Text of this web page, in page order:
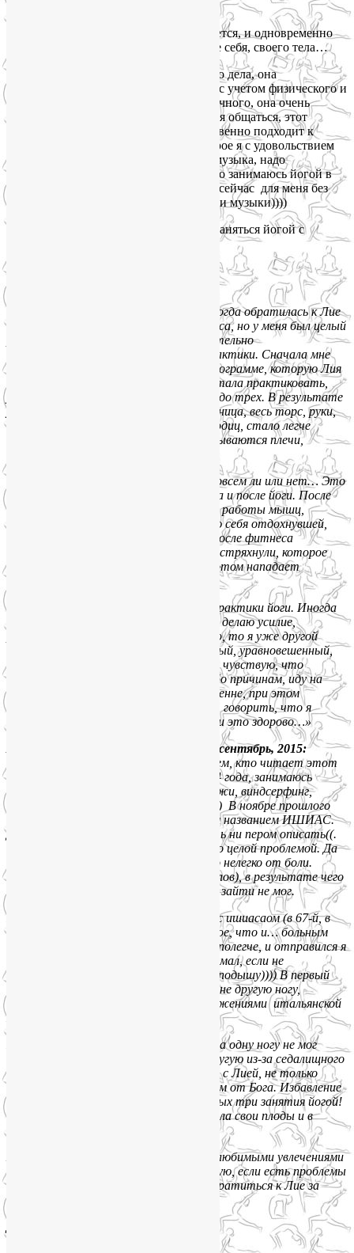
С каждым разом самочувствие улучшается, и одновременно
приходит уверенность в себе, принятие себя, своего тела…
Лия — настоящий профессионал своего дела, она
внимательно составляет план занятий, с учетом физического и
психического состояния своего подопечного, она очень
уравновешенный человек, с ней хочется общаться, этот
человек — Солнце! Лия очень ответственно подходит к
составлению домашнего задания, которое я с удовольствием
каждый день выполняю. Ведь это как музыка, надо
заниматься каждый день! Теперь я часто занимаюсь йогой в
ущерб музыке)))… Но точно знаю, что сейчас для меня без
йоги и физкультуры нет жизни, любви и музыки))))
От всего сердца и всей души советую заняться йогой с
«Я уже имела опыт в практике йоги, когда обратилась к Лие
для составления персонального комплекса, но у меня был целый
ряд специфических пожеланий относительно
оздоровительных аспектов и стиля практики. Сначала мне
трудно было начать заниматься по программе, которую Лия
для меня составила, но постепенно я стала практиковать,
увеличив количество занятий в неделю до трех. В результате
у меня укрепилась спина, особенно поясница, весь торс, руки,
косые мышцы живота, мышцы ног, ягодиц, стало легче
выполнять балансы, постепенно раскрываются плечи,
Фитнес отпал сам собой, не знаю, насовсем ли или нет… Это
два разных состояния — после фитнеса и после йоги. После
йоги, с одной стороны, есть ощущение работы мышц,
тонуса, а с другой стороны я чувствую себя отдохнувшей,
причем это длительное состояние. А после фитнеса
возникает ощущение, как будто тебя встряхнули, которое
длится может всего час-полтора, а потом нападает
Мне очень нравится состояние после практики йоги. Иногда
очень уставшая прихожу с работы, но делаю усилие,
расстилаю коврик, а когда встаю с него, то я уже другой
человек — обновленный, умиротворенный, уравновешенный,
нет хаотичных мыслей. Теперь, когда я чувствую, что
произошел отток энергии по каким-либо причинам, иду на
коврик. Я стала более спокойной внутренне, при этом
открыто могу выражать свои эмоции, говорить, что я
думаю. Я меняюсь в гармонии с телом, и это здорово…»
Александр Дегтярев, 54 года, Москва, сентябрь, 2015:
«Доброго времени суток всем, кто читает этот
отзыв)… Немного о себе. Александр, 54 года, занимаюсь
активными видами спорта (горные лыжи, виндсерфинг,
кайтинг), иногда даже делаю зарядку))) В ноябре прошлого
года поразил меня недуг, под заморским названием ИШИАС.
Да так поразил, что ни в сказке сказать ни пером описать((.
Залезть в машину или покинуть ее было целой проблемой. Да
что говорить, в туалет сходить было нелегко от боли.
Прошел два курса у костоломов (мануалов), в результате чего
даже в душевую кабину без поддержки зайти не мог.
Пришлось даже в больнице полежать с ишиасаом (в 67-й, в
неврологии), где капали мне то же самое, что и… больным
ак ни странно, стало полегче, и отправился я
на горнолыжный курорт в Италию. Думал, если не
покатаюсь, то хоть свежим воздухом подышу)))) В первый
же день свежий воздух в хлам сломал мне другую ногу,
благодаря чему познакомился я с достижениями итальянской
И тут начались поистине кошмары: на одну ногу не мог
наступить вследствии перелома, на другую из-за седалищного
нерва. И тут судьба меня познакомила с Лией, не только
йогом, но доктором и психотерапевтом от Бога. Избавление
от ишиаса заняло «уйму времени», целых три занятия йогой!
🙂 Правильная физкультура быстро дала свои плоды и в
Я счастлив: могу ходить, заниматься любимыми увлечениями
и спокойно работать. Очень рекомендую, если есть проблемы
с опорно-двигательным аппаратом, обратиться к Лие за